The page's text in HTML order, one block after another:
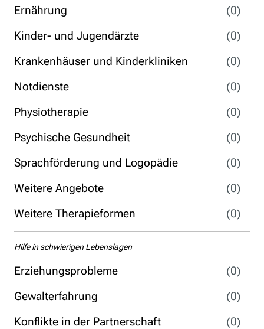
Ernährung
(0)
Kinder- und Jugendärzte
(0)
Krankenhäuser und Kinderkliniken
(0)
Notdienste
(0)
Physiotherapie
(0)
Psychische Gesundheit
(0)
Sprachförderung und Logopädie
(0)
Weitere Angebote
(0)
Weitere Therapieformen
(0)
Hilfe in schwierigen Lebenslagen
Erziehungsprobleme
(0)
Gewalterfahrung
(0)
Konflikte in der Partnerschaft
(0)